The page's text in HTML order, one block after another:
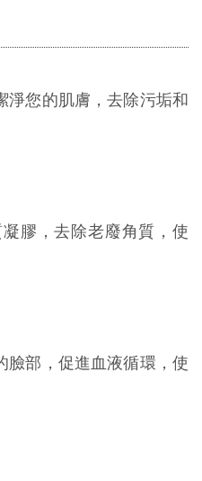
淨您的肌膚，去除污垢和
膠，去除老廢角質，使
臉部，促進血液循環，使